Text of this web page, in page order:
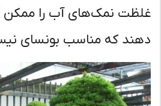
نمک‌های آب را ممکن
که مناسب بونسای نیست.